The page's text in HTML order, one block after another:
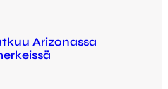
Arizonassa